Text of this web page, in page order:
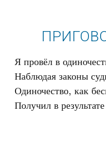
Я провёл в
Наблюдая законы
Одиночество, как